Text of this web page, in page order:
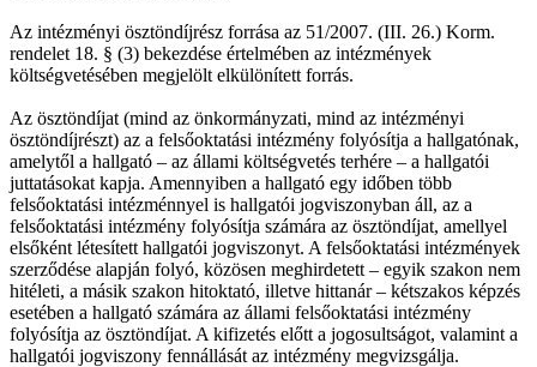
Az intézményi ösztöndíjrész forrása az 51/2007. (III. 26.) Korm.
rendelet 18. § (3) bekezdése értelmében az intézmények
költségvetésében megjelölt elkülönített forrás.
Az ösztöndíjat (mind az önkormányzati, mind az intézményi
ösztöndíjrészt) az a felsőoktatási intézmény folyósítja a hallgatónak,
amelytől a hallgató – az állami költségvetés terhére – a hallgatói
juttatásokat kapja. Amennyiben a hallgató egy időben több
felsőoktatási intézménnyel is hallgatói jogviszonyban áll, az a
felsőoktatási intézmény folyósítja számára az ösztöndíjat, amellyel
elsőként létesített hallgatói jogviszonyt. A felsőoktatási intézmények
szerződése alapján folyó, közösen meghirdetett – egyik szakon nem
hitéleti, a másik szakon hitoktató, illetve hittanár – kétszakos képzés
esetében a hallgató számára az állami felsőoktatási intézmény
folyósítja az ösztöndíjat. A kifizetés előtt a jogosultságot, valamint a
hallgatói jogviszony fennállását az intézmény megvizsgálja.